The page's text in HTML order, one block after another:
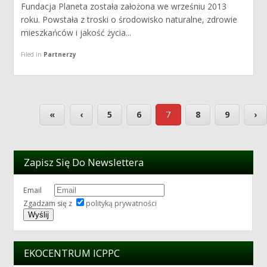
Fundacja Planeta została założona we wrześniu 2013
roku. Powstała z troski o środowisko naturalne, zdrowie
mieszkańców i jakość życia...
Filed in Partnerzy
« ‹ 5 6 7 8 9 ›
Zapisz Się Do Newslettera
Email
Zgadzam się z
polityką prywatności
EKOCENTRUM ICPPC